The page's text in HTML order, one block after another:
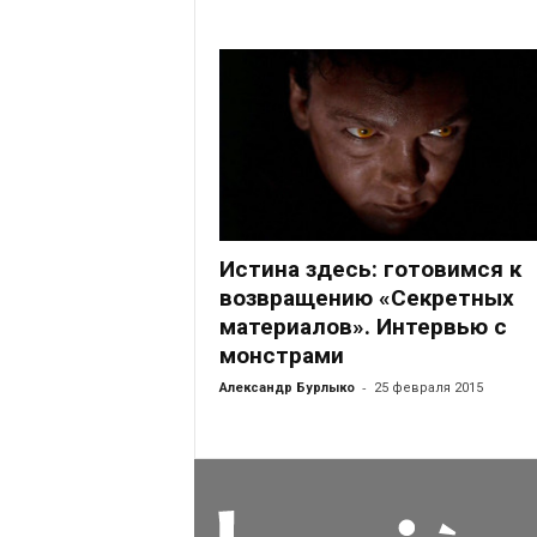
Истина здесь: готовимся к
возвращению «Секретных
материалов». Интервью с
монстрами
Александр Бурлыко - 25 февраля 2015